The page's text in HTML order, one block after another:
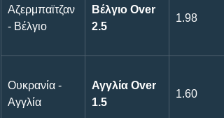
Αζερμπαϊτζαν
- Βέλγιο
Βέλγιο Over
2.5
1.98
Ουκρανία -
Αγγλία
Αγγλία Over
1.5
1.60